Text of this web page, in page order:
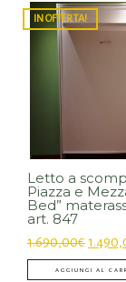
IN OFFERTA!
Letto a
Piazza e
Bed”
art. 847
1.690,00€
AGGIUNGI AL